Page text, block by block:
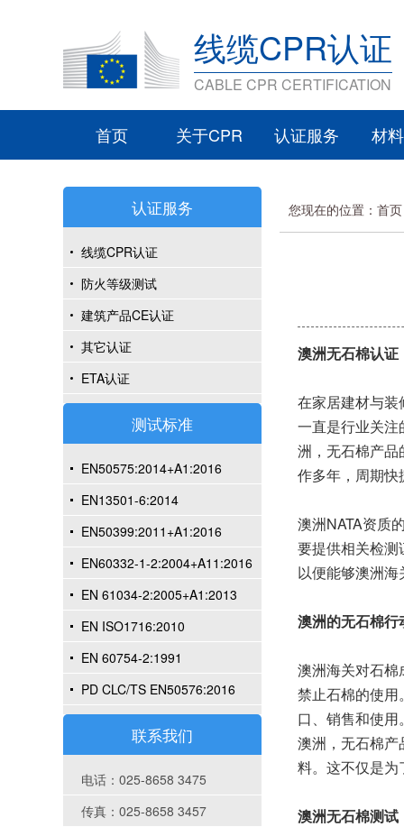
线缆CPR认证
CABLE CPR CERTIFICATION
首页 关于CPR 认证服务 材
认证服务
线缆CPR认证
防火等级测试
建筑产品CE认证
其它认证
ETA认证
测试标准
EN50575:2014+A1:2016
EN13501-6:2014
EN50399:2011+A1:2016
EN60332-1-2:2004+A11:2016
EN 61034-2:2005+A1:2013
EN ISO1716:2010
EN 60754-2:1991
PD CLC/TS EN50576:2016
联系我们
电话：025-8658 3475
传真：025-8658 3457
您现在的位置： 首页
澳洲无石棉认
在家居建材与
一直是行业关
洲，无石棉产
作多年，周期快
澳洲NATA资质
要提供相关检测
以便能够澳洲
澳洲的无石棉行
澳洲海关对石
禁止石棉的使
口、销售和使
澳洲，无石棉
料。这不仅是
澳洲无石棉测试